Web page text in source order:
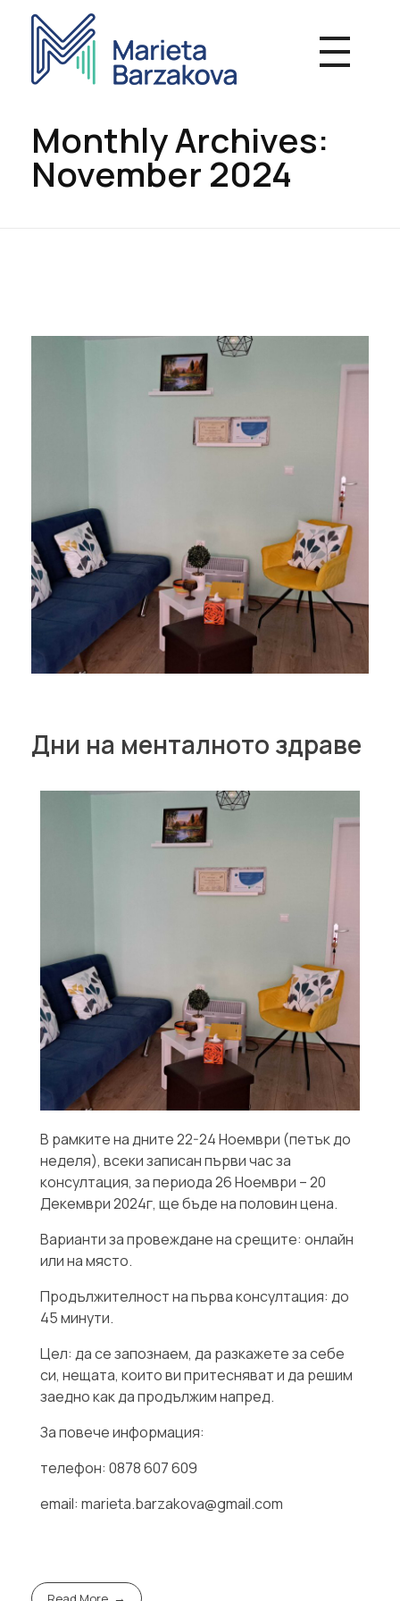
Monthly Archives:
November 2024
Дни на менталното здраве
В рамките на дните 22-24 Ноември (петък до
неделя), всеки записан първи час за
консултация, за периода 26 Ноември – 20
Декември 2024г, ще бъде на половин цена.
Варианти за провеждане на срещите: онлайн
или на място.
Продължителност на първа консултация: до
45 минути.
Цел: да се запознаем, да разкажете за себе
си, нещата, които ви притесняват и да решим
заедно как да продължим напред.
За повече информация:
телефон: 0878 607 609
email: marieta.barzakova@gmail.com